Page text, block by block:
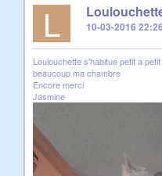
L 10-03-2016
Loulouchette s'habitue petit a
beaucoup ma chambre
Encore merci
Jasmine